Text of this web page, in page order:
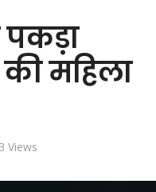
पकड़ा
की महिला
Views